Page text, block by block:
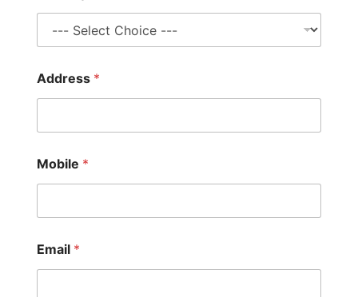
Address *
Mobile *
Email *